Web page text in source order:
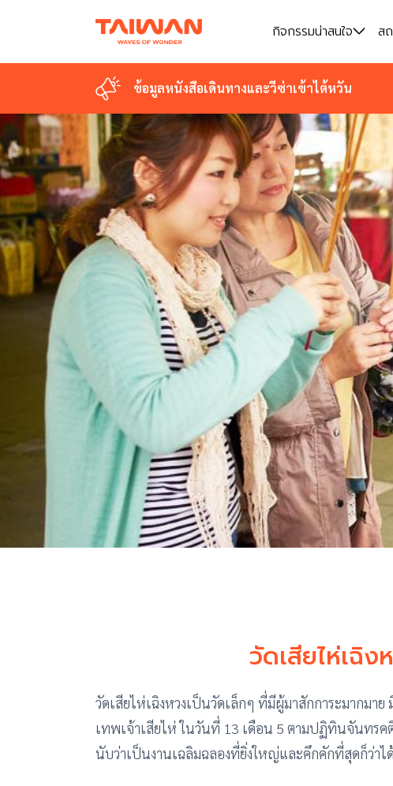
กิจกรรมน่าสนใจ ส
ข้อมูลหนังสือเดินทางและวีซ่าเข้าไต้หวัน
วัดเสียไห่เฉิ
วัดเสียไห่เฉิงหวงเป็นวัดเล็กๆ ที่มีผู้มาสักการะมากมา
เทพเจ้าเสียไห่ ในวันที่ 13 เดือน 5 ตามปฏิทินจันทร
นับว่าเป็นงานเฉลิมฉลองที่ยิ่งใหญ่และคึกคักที่สุดก็ว่าไ